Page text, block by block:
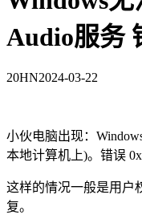
Audio服务
20HN2024-03-22
小伙电脑出现：
本地计算机上)。错误
这样的情况一般是用户
复。